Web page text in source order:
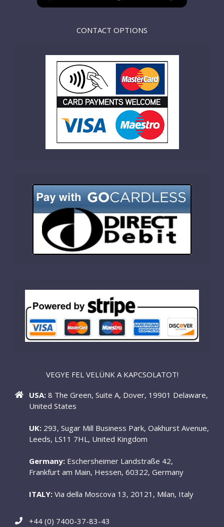
CONTACT OPTIONS
VEGYE FEL VELÜNK A KAPCSOLATOT!
USA: 8 The Green, Suite A, Dover, 19901 Delaware,
United States
UK: 293, Sugar Mill Business Park, Oakhurst Avenue,
Leeds, LS11 7HL, United Kingdom
Germany: Eschersheimer Landstraße 42,
Frankfurt am Main, Hessen, 60322, Germany
ITALY: Via della Moscova 13, 20121, Milan, Italy
+44 (0) 7400-37-83-43